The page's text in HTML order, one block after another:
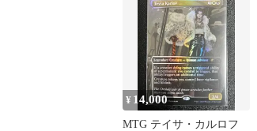
¥ 14,000
MTG テイサ・カルロフ